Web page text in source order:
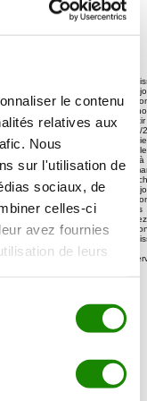
le contenu
relatives aux
Nous
sur l'utilisation de
sociaux, de
celles-ci
avez fournies
de leurs
votre
à
11/08/
suite à
pour
votre
bonus
ses
de